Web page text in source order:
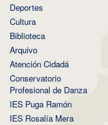
Deportes
Cultura
Biblioteca
Arquivo
Atención Cidadá
Conservatorio
Profesional de Danza
IES Puga Ramón
IES Rosalía Mera